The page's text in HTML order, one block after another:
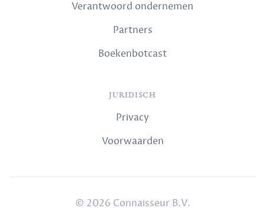
Verantwoord ondernemen
Partners
Boekenbotcast
JURIDISCH
Privacy
Voorwaarden
© 2026 Connaisseur B.V.